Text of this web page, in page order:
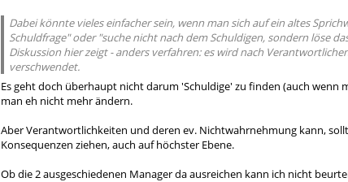
Dabei könnte vieles einfacher sein, wenn man sich auf ein altes
Schuldfrage" oder "suche nicht nach dem Schuldigen, sondern löse
Diskussion hier zeigt - anders verfahren: es wird nach
verschwendet.
Es geht doch überhaupt nicht darum 'Schuldige' zu finden (auch wenn
man eh nicht mehr ändern.
Aber Verantwortlichkeiten und deren ev. Nichtwahrnehmung kann,
Konsequenzen ziehen, auch auf höchster Ebene.
Ob die 2 ausgeschiedenen Manager da ausreichen kann ich nicht